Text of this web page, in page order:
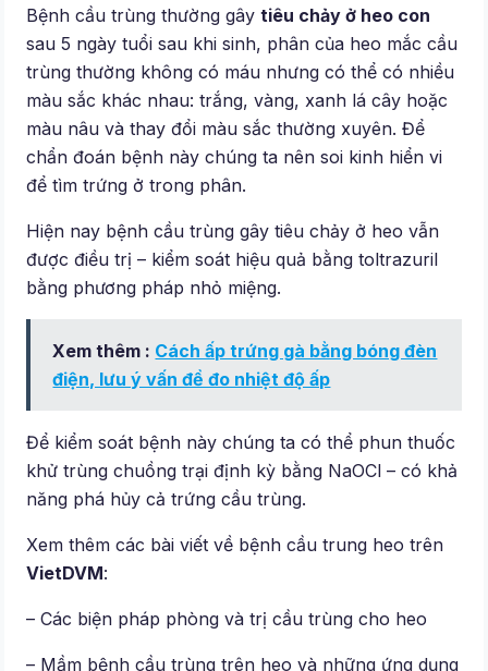
Bệnh cầu trùng thường gâytiêu chảy ở heo con
sau 5 ngày tuổi sau khi sinh, phân của heo mắc cầu
trùng thường không có máu nhưng có thể có nhiều
màu sắc khác nhau: trắng, vàng, xanh lá cây hoặc
màu nâu và thay đổi màu sắc thường xuyên. Để
chẩn đoán bệnh này chúng ta nên soi kinh hiển vi
để tìm trứng ở trong phân.
Hiện nay bệnh cầu trùng gây tiêu chảy ở heo vẫn
được điều trị – kiểm soát hiệu quả bằng toltrazuril
bằng phương pháp nhỏ miệng.
Xem thêm : Cách ấp trứng gà bằng bóng đèn
điện, lưu ý vấn đề đo nhiệt độ ấp
Để kiểm soát bệnh này chúng ta có thể phun thuốc
khử trùng chuồng trại định kỳ bằng NaOCl – có khả
năng phá hủy cả trứng cầu trùng.
Xem thêm các bài viết về bệnh cầu trung heo trên
VietDVM:
– Các biện pháp phòng và trị cầu trùng cho heo
– Mầm bệnh cầu trùng trên heo và những ứng dụng